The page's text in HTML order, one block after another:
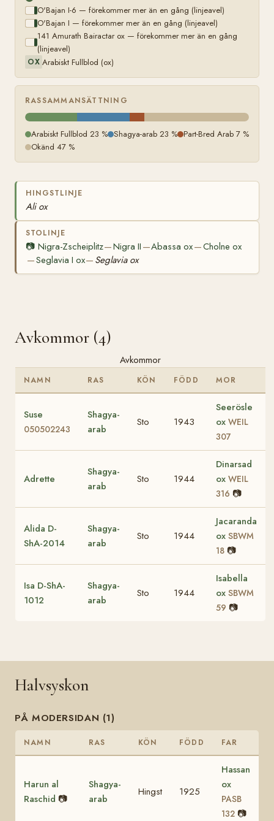
O'Bajan I-6 — förekommer mer än en gång (linjeavel)
O'Bajan I — förekommer mer än en gång (linjeavel)
141 Amurath Bairactar ox — förekommer mer än en gång
(linjeavel)
OX Arabiskt Fullblod (ox)
RASSAMMANSÄTTNING
Arabiskt Fullblod 23 % Shagya-arab 23 % Part-Bred Arab 7 %
Okänd 47 %
HINGSTLINJE
Ali ox
STOLINJE
📷 Nigra-Zscheiplitz—Nigra II —Abassa ox—Cholne ox
—Seglavia I ox— Seglavia ox
Avkommor (4)
Avkommor
NAMN RAS KÖN FÖDD MOR
Suse
050502243
Shagya-
arab
Sto 1943
Seerösle
ox WEIL
307
Adrette
Shagya-
arab
Sto 1944
Dinarsad
ox WEIL
316 📷
Alida D-
ShA-2014
Shagya-
arab
Sto 1944
Jacaranda
ox SBWM
18 📷
Isa D-ShA-
1012
Shagya-
arab
Sto 1944
Isabella
ox SBWM
59 📷
Halvsyskon
PÅ MODERSIDAN (1)
NAMN RAS KÖN FÖDD FAR
Harun al
Raschid 📷
Shagya-
arab
Hingst 1925
Hassan
ox
PASB
132 📷